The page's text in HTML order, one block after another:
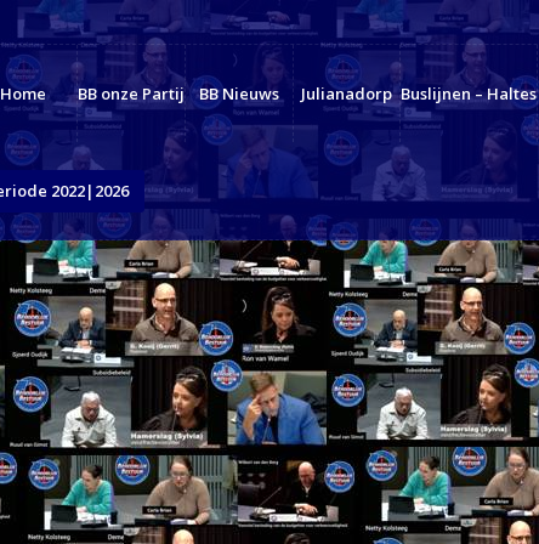
Home BB onze Partij BB Nieuws Julianadorp Buslijnen – Haltes
2022|2026